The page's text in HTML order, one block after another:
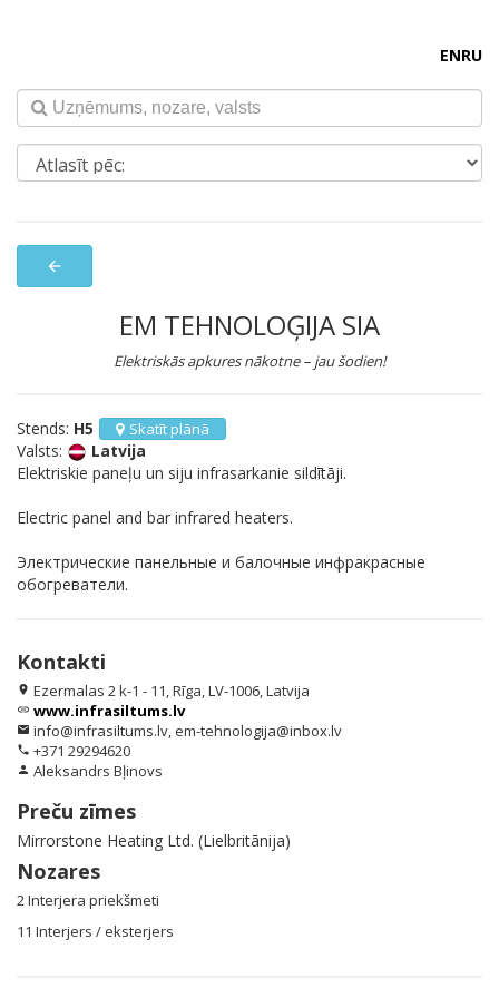
ENRU
arrow_back
EM TEHNOLOĢIJA SIA
Elektriskās apkures nākotne – jau šodien!
Stends: H5 Skatīt plānā
Valsts:
Latvija
Elektriskie paneļu un siju infrasarkanie sildītāji.
Electric panel and bar infrared heaters.
Электрические панельные и балочные инфракрасные
обогреватели.
Kontakti
location_on Ezermalas 2 k-1 - 11, Rīga, LV-1006, Latvija
link www.infrasiltums.lv
email info@infrasiltums.lv, em-tehnologija@inbox.lv
phone +371 29294620
person Aleksandrs Bļinovs
Preču zīmes
Mirrorstone Heating Ltd. (Lielbritānija)
Nozares
2 Interjera priekšmeti
11 Interjers / eksterjers